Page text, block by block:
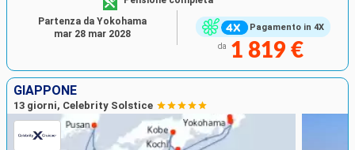
Pagamento in 4X
da 1 819 €
Partenza da Yokohama
mar 28 mar 2028
GIAPPONE
13 giorni, Celebrity Solstice